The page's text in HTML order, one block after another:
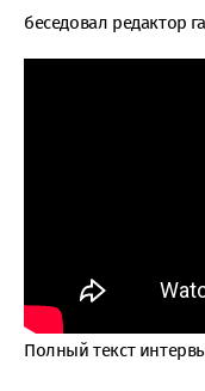
беседовал редактор
Полный текст